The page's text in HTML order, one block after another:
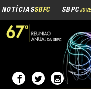
para
o
conteúdo.
navegação
NOTÍCIASSBPC SBPC
SBPCINOVAÇÃO